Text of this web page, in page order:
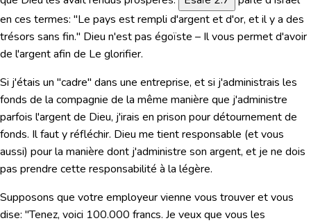
en ces termes: "Le pays est rempli d'argent et d'or, et il y a des
trésors sans fin." Dieu n'est pas égoïste – Il vous permet d'avoir
de l'argent afin de Le glorifier.
Si j'étais un "cadre" dans une entreprise, et si j'administrais les
fonds de la compagnie de la même manière que j'administre
parfois l'argent de Dieu, j'irais en prison pour détournement de
fonds. Il faut y réfléchir. Dieu me tient responsable (et vous
aussi) pour la manière dont j'administre son argent, et je ne dois
pas prendre cette responsabilité à la légère.
Supposons que votre employeur vienne vous trouver et vous
dise: "Tenez, voici 100.000 francs. Je veux que vous les